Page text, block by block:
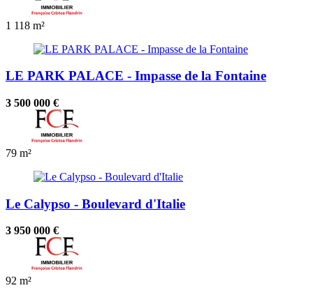
1 118 m²
LE PARK PALACE - Impasse de la Fontaine
3 500 000 €
79 m²
Le Calypso - Boulevard d'Italie
3 950 000 €
92 m²